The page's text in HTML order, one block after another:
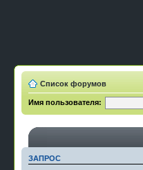
Список форумов
Имя пользователя:
ЗАПРОС